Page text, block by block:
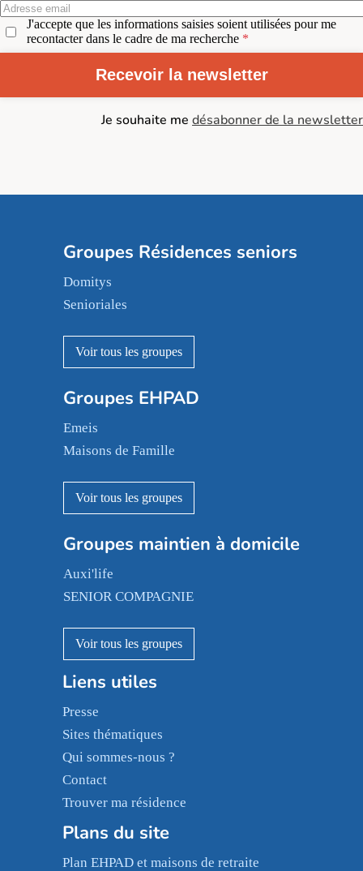
J'accepte que les informations saisies soient utilisées pour me
recontacter dans le cadre de ma recherche
Recevoir la newsletter
Je souhaite me désabonner de la newsletter
Groupes Résidences seniors
Domitys
Senioriales
Les Résidentiels
Ovelia
Mobicap
Aquarelia
Nexity edenea
Occitalia
Appartseniors
Villa beausoleil
Stella management
Sérénys
Résidences services Villa Médicis
Groupes EHPAD
Emeis
Maisons de Famille
Emera
Colisée
Groupe SOS
Résidalya
Groupes maintien à domicile
Auxi'life
SENIOR COMPAGNIE
Liens utiles
Presse
Sites thématiques
Qui sommes-nous ?
Contact
Trouver ma résidence
Plans du site
Plan EHPAD et maisons de retraite